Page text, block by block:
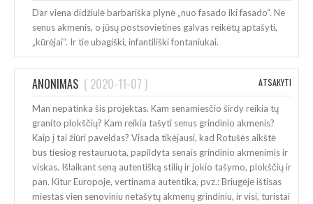
Dar viena didžiulė barbariška plynė „nuo fasado iki fasado“. Ne
senus akmenis, o jūsų postsovietines galvas reikėtų aptašyti,
„kūrėjai“. Ir tie ubagiški, infantiliški fontaniukai.
ANONIMAS ( 2020-11-07 ) ATSAKYTI
Man nepatinka šis projektas. Kam senamiesčio širdy reikia tų
granito plokščių? Kam reikia tašyti senus grindinio akmenis?
Kaip į tai žiūri paveldas? Visada tikėjausi, kad Rotušės aikštė
bus tiesiog restauruota, papildyta senais grindinio akmenimis ir
viskas. Išlaikant seną autentišką stilių ir jokio tašymo, plokščių ir
pan. Kitur Europoje, vertinama autentika, pvz.: Briugėje ištisas
miestas vien senoviniu netašytų akmenų grindiniu, ir visi, turistai